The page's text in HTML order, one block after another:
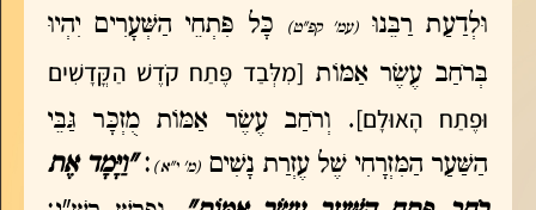
וּלְדַעַת רַבֵּנוּ(עמ' קפ"ט)
כָּל פִּתְחֵי הַשְּׁעָרִים יִהְיוּ
בְּרֹחַב עֶשֶׂר אַמּוֹת [מִלְּבַד פֶּתַח קֹדֶשׁ הַקֳּדָשִׁים
וּפֶתַח הָאוּלָם]. וְרֹחַב עֶשֶׂר אַמּוֹת מֻזְכָּר גַּבֵּי
הַשַּׁעַר הַמִּזְרָחִי שֶׁל עֶזְרַת נָשִׁים(מ' י"א) :"וַיָּמָד אֶת